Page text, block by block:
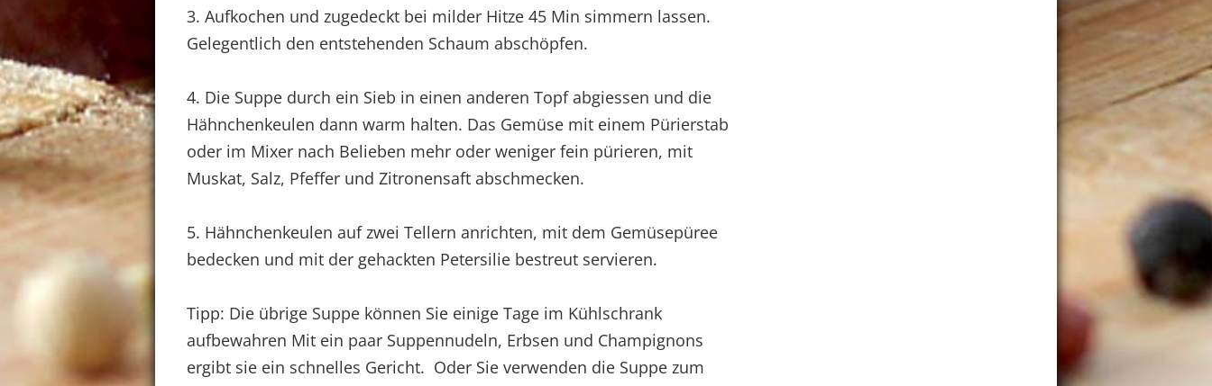
3. Aufkochen und zugedeckt bei milder Hitze 45 Min simmern lassen.
Gelegentlich den entstehenden Schaum abschöpfen.
4. Die Suppe durch ein Sieb in einen anderen Topf abgiessen und die
Hähnchenkeulen dann warm halten. Das Gemüse mit einem Pürierstab
oder im Mixer nach Belieben mehr oder weniger fein pürieren, mit
Muskat, Salz, Pfeffer und Zitronensaft abschmecken.
5. Hähnchenkeulen auf zwei Tellern anrichten, mit dem Gemüsepüree
bedecken und mit der gehackten Petersilie bestreut servieren.
Tipp: Die übrige Suppe können Sie einige Tage im Kühlschrank
aufbewahren Mit ein paar Suppennudeln, Erbsen und Champignons
ergibt sie ein schnelles Gericht. Oder Sie verwenden die Suppe zum